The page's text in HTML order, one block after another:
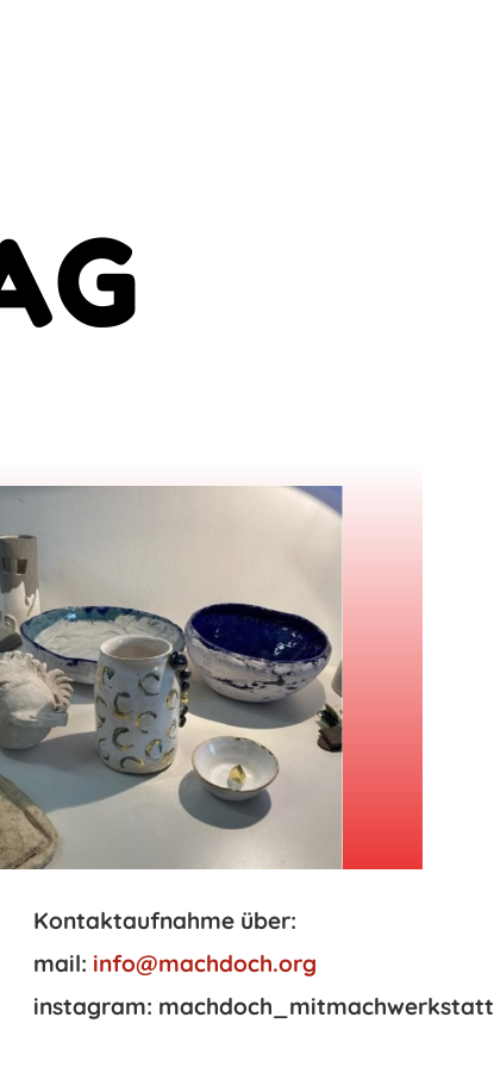
Kontaktaufnahme über:
mail: info@machdoch.org
instagram: machdoch_mitmachwerkstatt